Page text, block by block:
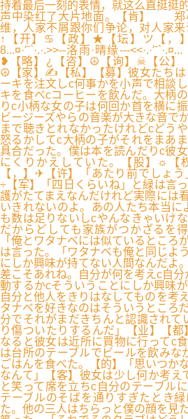
持着最后一刻的表情，就这么直挺挺
声中染红了大片地面。【肯】 郑
维，人家不屑跟你们争论，对人家来
↑【开】♋【政】★【坛】ツ【，
8...¤·′ˉ`·.·.>>--洛雨·晴缘---
❥【略】¿【咨】☮【询】☠【公】
☮【家】✍【私】【募】彼女たちは
ーキを注文しc何事かを小声で相談
キを食べcコーヒーを飲んだ。大柄
りc小柄な女の子は何回か首を横に
ビージーズやらの音楽が大きな音で
まで聴きとれなかったけれどcどう
怒るかしてc大柄の子がそれをまあ
具合だった。僕は本を読んだりc彼
にくりかえしていた。【股】☼【
【，】✈【许】「あたり前でしょう
÷【军】「四日くらいね」と緑は言
護がたてまえなんだけれど実際には
いきれないのよ。あの人たち本当に
も数は足りないしcやんなきゃいけ
だからどしても家族がつかざるを
「俺とワタナベには似ているところ
は言った。「ワタナベも俺と同じよ
にしか興味が持てない人間なんだよ
差こそあれね。自分が何を考えc自
動するかcそういうことにしか興味
自分と他人をきりはなしてものを考
タナベを好きなのはそういうところ
分でそれがまだきちんと認識されて
り傷ついたりするんだ」【业】【
なると彼女は近所に買物に行ってc
は台所のテーブルでビールを飲みな
ごはんを食べた。【的】「思いつか
なんて」【客】彼女は少し何か考え
と笑って席を立ちc自分のテーブル
テーブルのそばを通りすぎたとき
た。他の三人はちらっと僕の顔を見